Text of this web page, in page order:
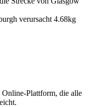
verursacht 4.68kg
Plattform, die alle